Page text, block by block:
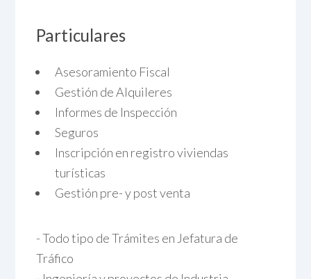
Particulares
Asesoramiento Fiscal
Gestión de Alquileres
Informes de Inspección
Seguros
Inscripción en registro viviendas
turísticas
Gestión pre- y post venta
- Todo tipo de Trámites en Jefatura de
Tráfico